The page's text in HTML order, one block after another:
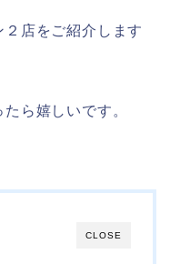
店をご紹介します
ら嬉しいです。
CLOSE